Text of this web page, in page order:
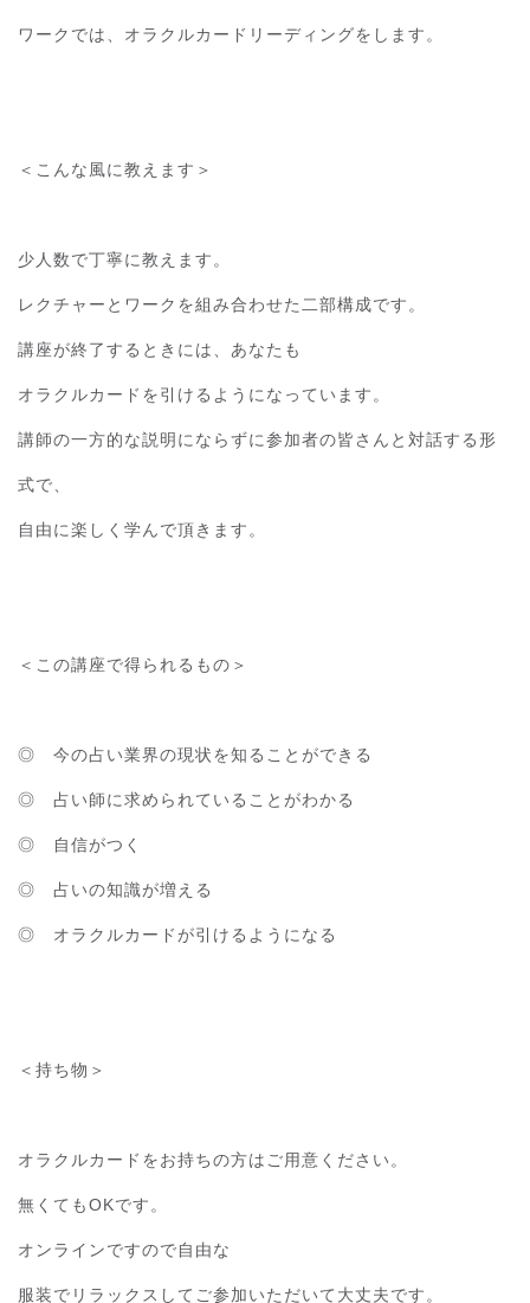
ワークでは、オラクルカードリーディングをします。
＜こんな風に教えます＞
少人数で丁寧に教えます。
レクチャーとワークを組み合わせた二部構成です。
講座が終了するときには、あなたも
オラクルカードを引けるようになっています。
講師の一方的な説明にならずに参加者の皆さんと対話する形
式で、
自由に楽しく学んで頂きます。
＜この講座で得られるもの＞
◎ 今の占い業界の現状を知ることができる
◎ 占い師に求められていることがわかる
◎ 自信がつく
◎ 占いの知識が増える
◎ オラクルカードが引けるようになる
＜持ち物＞
オラクルカードをお持ちの方はご用意ください。
無くてもOKです。
オンラインですので自由な
服装でリラックスしてご参加いただいて大丈夫です。